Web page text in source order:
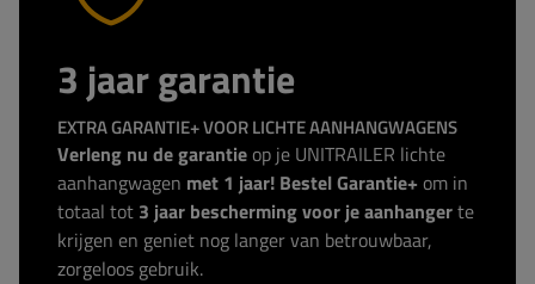
3 jaar garantie
EXTRA GARANTIE+ VOOR LICHTE AANHANGWAGENS
Verleng nu de garantie op je UNITRAILER lichte
aanhangwagen met 1 jaar! Bestel Garantie+ om in
totaal tot 3 jaar bescherming voor je aanhangerte
krijgen en geniet nog langer van betrouwbaar,
zorgeloos gebruik.